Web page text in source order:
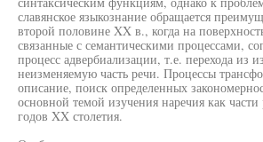
славянское языкознание обращается
второй половине XX в., когда на
связанные с семантическими процессами,
процесс адвербиализации, т.е. перехода из
неизменяемую часть речи. Процессы
описание, поиск определенных
основной темой изучения наречия как
годов XX столетия.